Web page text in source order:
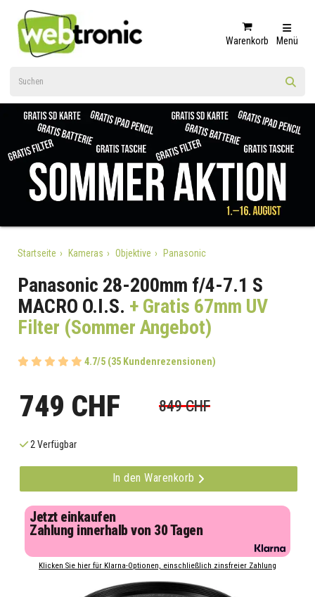
Warenkorb Menü
Startseite Kameras Objektive Panasonic
Panasonic 28-200mm f/4-7.1 S
MACRO O.I.S. + Gratis 67mm UV
Filter (Sommer Angebot)
4.7/5 (35 Kundenrezensionen)
749 CHF 849 CHF
2 Verfügbar
In den Warenkorb
Jetzt einkaufen
Zahlung innerhalb von 30 Tagen
Klicken Sie hier für Klarna-Optionen, einschließlich zinsfreier Zahlung